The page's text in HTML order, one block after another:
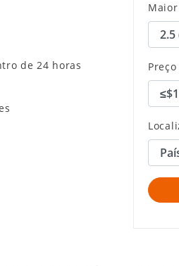
de 24 horas
Maior